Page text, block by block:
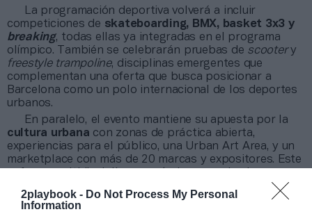
2playbook - Do Not Process My Personal
Information
La programación deportiva volverá a incluir
competiciones de skateboarding, BMX, basket 3x3 y
breaking, todas ellas ya integradas en el programa
olímpico. También se celebrarán pruebas de scootery
freestyle trampoline, disciplinas emergentes que
complementan una oferta que busca posicionar a
Barcelona como un polo internacional de los deportes
urbanos.
En paralelo, el evento mantiene su apuesta por la
cultura urbana con zonas de práctica abierta,
experiencias para el público, una Urban Art Area, y un
marketplace con más de 20 marcas y expositores. Este
permite generar un mayor nivel de engagement tanto
con el público como con las marcas.